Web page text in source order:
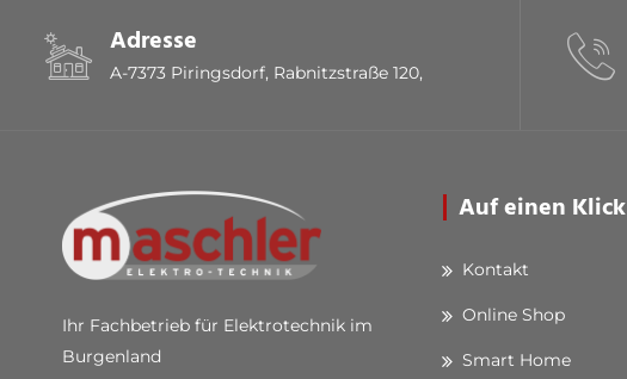
Adresse
A-7373 Piringsdorf, Rabnitzstraße 120,
Ihr Fachbetrieb für Elektrotechnik im
Burgenland
Auf einen Klick
Kontakt
Online Shop
Smart Home